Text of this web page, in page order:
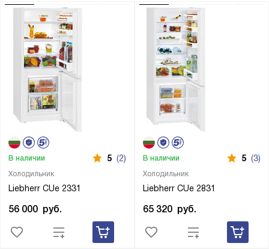
Холодильник
Liebherr CUe 2331
В наличии 5 (2)
56 000 руб.
Холодильник
Liebherr CUe 2831
В наличии 5 (3)
65 320 руб.